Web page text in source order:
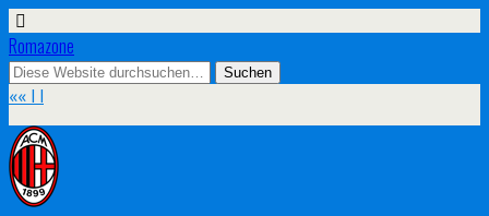
Romazone
«« l l